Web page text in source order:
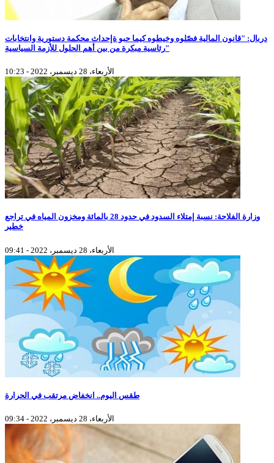
دربال: "قانون المالية فصّلوه وخيطوه كيما حبو ةإحداث محكمة دستورية وانتخابات
رئاسية مبكرة من بين أهم الحلول للأزمة السياسية"
الأربعاء، 28 ديسمبر، 2022 - 10:23
وزارة الفلاحة: نسبة إمتلاء السدود في حدود 28 بالمائة ومخزون المياه في تراجع
خطير
الأربعاء، 28 ديسمبر، 2022 - 09:41
طقس اليوم.. انخفاض مرتقب في الحرارة
الأربعاء، 28 ديسمبر، 2022 - 09:34